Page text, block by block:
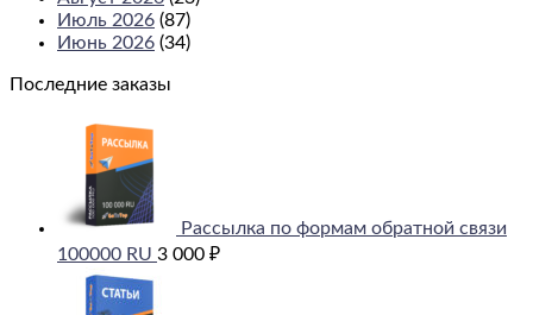
Июль 2026 (87)
Июнь 2026 (34)
Последние заказы
Рассылка по формам обратной связи
100000 RU 3 000 ₽